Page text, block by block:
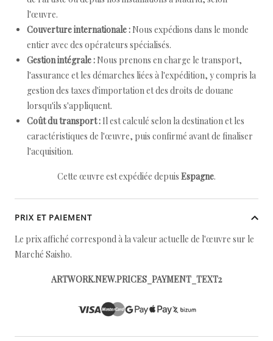
l'œuvre.
Couverture internationale : Nous expédions dans le monde
entier avec des opérateurs spécialisés.
Gestion intégrale : Nous prenons en charge le transport,
l'assurance et les démarches liées à l'expédition, y compris la
gestion des taxes d'importation et des droits de douane
lorsqu'ils s'appliquent.
Coût du transport : Il est calculé selon la destination et les
caractéristiques de l'œuvre, puis confirmé avant de finaliser
l'acquisition.
Cette œuvre est expédiée depuis Espagne.
PRIX ET PAIEMENT
Le prix affiché correspond à la valeur actuelle de l'œuvre sur le
Marché Saisho.
ARTWORK.NEW.PRICES_PAYMENT_TEXT2